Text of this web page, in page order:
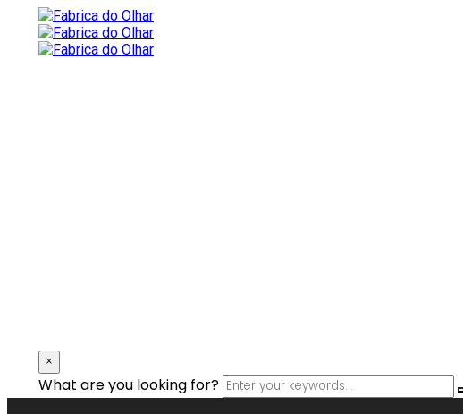
×
What are you looking for?